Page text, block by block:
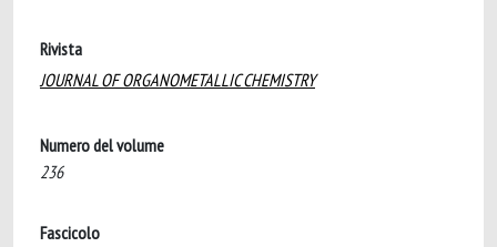
Rivista
JOURNAL OF ORGANOMETALLIC CHEMISTRY
Numero del volume
236
Fascicolo